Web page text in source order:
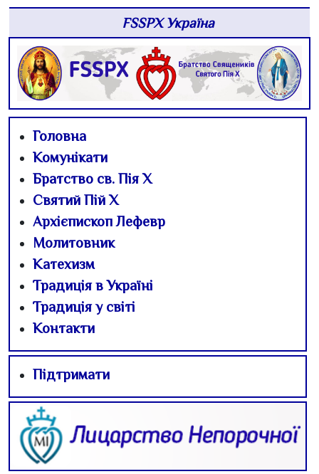
FSSPX Україна
Головна
Комунікати
Братство св. Пія Х
Святий Пій Х
Архієпископ Лефевр
Молитовник
Катехизм
Традиція в Україні
Традиція у світі
Контакти
Підтримати